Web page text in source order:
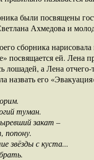
были посвящены
Ахмедова и
сборника
посвящается ей. Лена
а Лена
назвать его
туман.
закат –
звёзды с куста...